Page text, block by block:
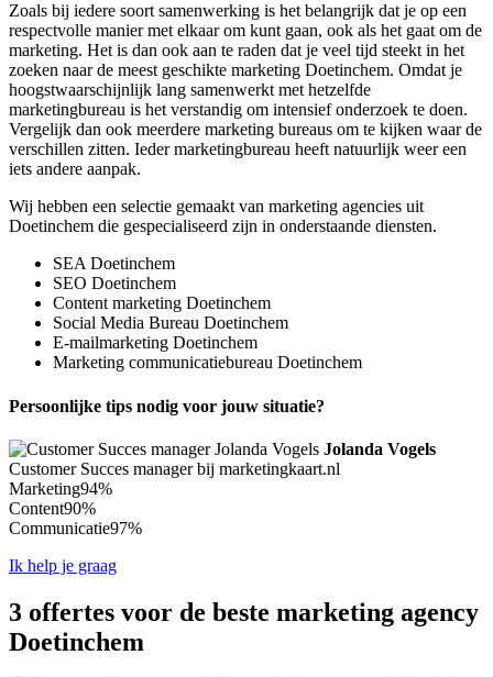
Zoals bij iedere soort samenwerking is het belangrijk dat je op een
respectvolle manier met elkaar om kunt gaan, ook als het gaat om de
marketing. Het is dan ook aan te raden dat je veel tijd steekt in het
zoeken naar de meest geschikte marketing Doetinchem. Omdat je
hoogstwaarschijnlijk lang samenwerkt met hetzelfde
marketingbureau is het verstandig om intensief onderzoek te doen.
Vergelijk dan ook meerdere marketing bureaus om te kijken waar de
verschillen zitten. Ieder marketingbureau heeft natuurlijk weer een
iets andere aanpak.
Wij hebben een selectie gemaakt van marketing agencies uit
Doetinchem die gespecialiseerd zijn in onderstaande diensten.
SEA Doetinchem
SEO Doetinchem
Content marketing Doetinchem
Social Media Bureau Doetinchem
E-mailmarketing Doetinchem
Marketing communicatiebureau Doetinchem
Persoonlijke tips nodig voor jouw situatie?
Jolanda Vogels
Customer Succes manager bij marketingkaart.nl
Marketing94%
Content90%
Communicatie97%
Ik help je graag
3 offertes voor de beste marketing agency
Doetinchem